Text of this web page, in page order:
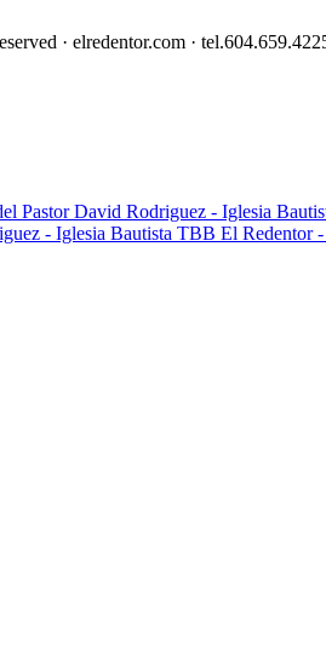
· elredentor.com ·